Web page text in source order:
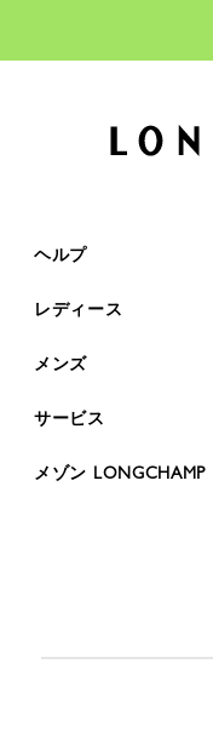
ヘルプ
レディース
メンズ
サービス
メゾン LONGCHAMP